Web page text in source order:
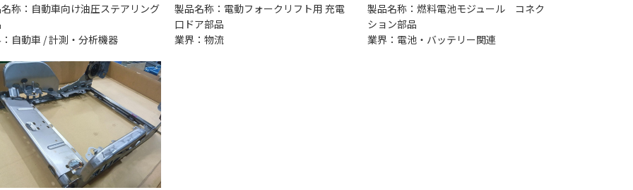
称：自動車向け油圧ステアリング
自動車 / 計測・分析機器
製品名称：電動フォークリフト用 充電
口ドア部品
業界：物流
製品名称：燃料電池モジュール コネク
ション部品
業界：電池・バッテリー関連